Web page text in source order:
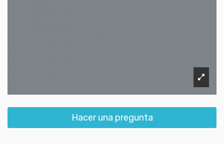
Hacer una pregunta